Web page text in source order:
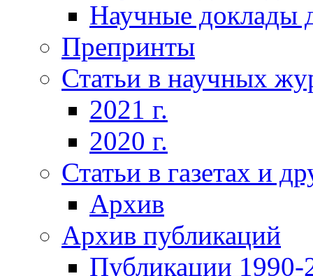
Научные доклады
Препринты
Статьи в научных
2021 г.
2020 г.
Статьи в газетах и
Архив
Архив публикаций
Публикации 1990-